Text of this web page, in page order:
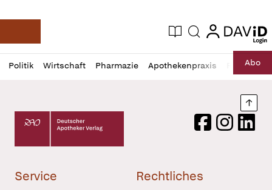
Deutsche Apotheker Zeitung
Aktuelle Ausgabe
Suche login
login
Politik Wirtschaft Pharmazie Apothekenpraxis RechtAbo
Profil
öffnen
Daz
Pur
Deutscher Apotheker Verlag Logo
FacebookInstagram
Service Rechtliches